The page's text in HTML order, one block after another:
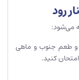
رود
می‌شود:
و طعم جنوب و ماهی
کنید.